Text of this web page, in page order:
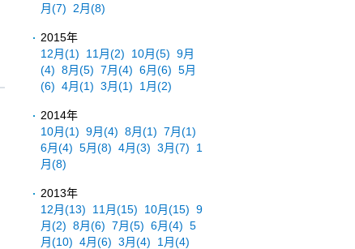
月(7) 2月(8)
2015年
12月(1) 11月(2) 10月(5) 9月
(4) 8月(5) 7月(4) 6月(6) 5月
(6) 4月(1) 3月(1) 1月(2)
2014年
10月(1) 9月(4) 8月(1) 7月(1)
6月(4) 5月(8) 4月(3) 3月(7)
1
月(8)
2013年
12月(13) 11月(15) 10月(15) 9
月(2) 8月(6) 7月(5) 6月(4) 5
月(10) 4月(6) 3月(4) 1月(4)